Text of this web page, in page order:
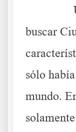
buscar
sólo
mundo.